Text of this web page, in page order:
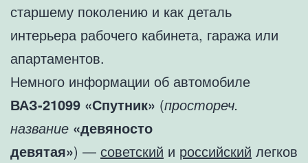
старшему поколению и как деталь
интерьера рабочего кабинета, гаража или
апартаментов.
Немного информации об автомобиле
ВАЗ-21099 «Спутник» (простореч.
название «девяносто
девятая») — советский и российский легков